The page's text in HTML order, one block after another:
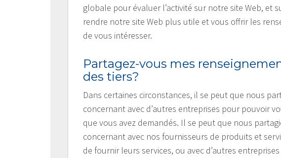
globale pour évaluer l’activité sur notre site Web, et
rendre notre site Web plus utile et vous offrir les
de vous intéresser.
Partagez-vous mes
des tiers?
Dans certaines circonstances, il se peut que nous
concernant avec d’autres entreprises pour pouvoir
que vous avez demandés. Il se peut que nous
concernant avec nos fournisseurs de produits et
de fournir leurs services, ou avec d’autres